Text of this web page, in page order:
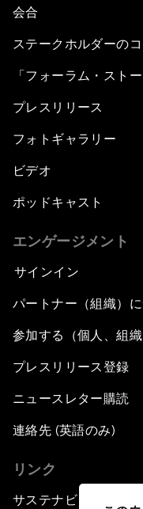
会合
ステークホルダーの
「フォーラム・ストー
プレスリリース
フォトギャラリー
ビデオ
ポッドキャスト
エンゲージメント
サインイン
パートナー（組織）
参加する（個人、組織
プレスリリース登録
ニュースレター購読
連絡先 (英語のみ)
リンク
サステナビリティへの